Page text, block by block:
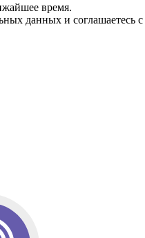
время.
данных и соглашаетесь с